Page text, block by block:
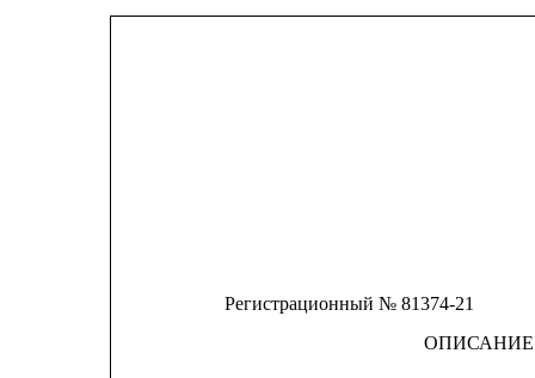
Регистрационный № 81374-21
ОПИСАНИЕ